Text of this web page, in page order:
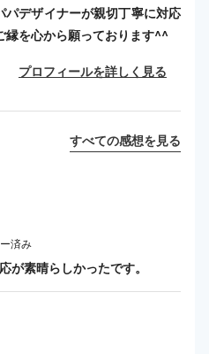
パデザイナーが親切丁寧に対応
縁を心から願っております^^
プロフィールを詳しく見る
すべての感想を見る
済み
が素晴らしかったです。